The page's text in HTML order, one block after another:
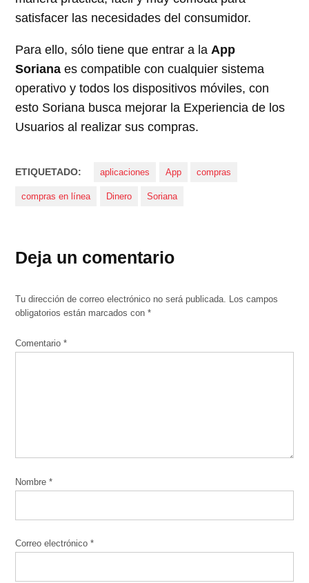
satisfacer las necesidades del consumidor.
Para ello, sólo tiene que entrar a la App
Soriana es compatible con cualquier sistema
operativo y todos los dispositivos móviles, con
esto Soriana busca mejorar la Experiencia de los
Usuarios al realizar sus compras.
ETIQUETADO: aplicaciones App compras
compras en línea Dinero Soriana
Deja un comentario
Tu dirección de correo electrónico no será publicada.
Los campos
obligatorios están marcados con*
Comentario*
Nombre*
Correo electrónico*